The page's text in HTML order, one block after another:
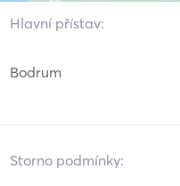
Hlavní přístav:
Bodrum
Storno podmínky: